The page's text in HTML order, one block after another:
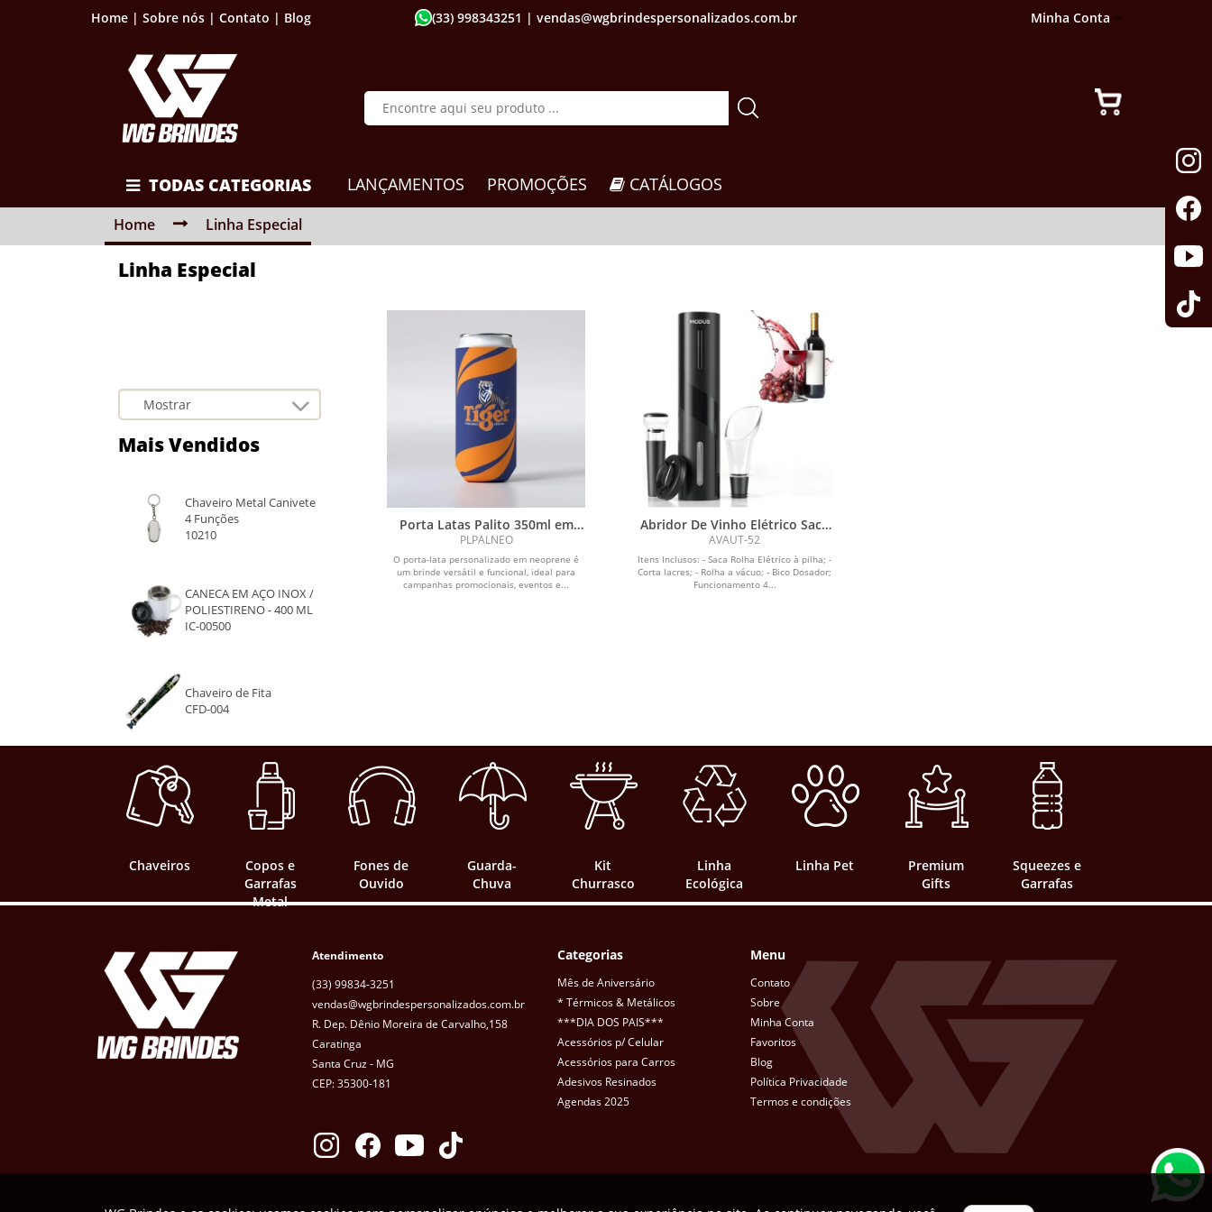
Home | Sobre nós | Contato | Blog (33) 998343251 | vendas@wgbrindespersonalizados.com.br Minha Conta
TODAS CATEGORIAS LANÇAMENTOS PROMOÇÕES CATÁLOGOS
Home Linha Especial
Linha Especial
Mais Vendidos
Chaveiro Metal Canivete
4 Funções
10210
CANECA EM AÇO INOX /
POLIESTIRENO - 400 ML
IC-00500
Chaveiro de Fita
CFD-004
Porta Latas Palito 350ml em
Neoprene Personalizado
PLPALNEO
O porta-lata personalizado em neoprene é
um brinde versátil e funcional, ideal para
campanhas promocionais, eventos e...
Abridor De Vinho Elétrico Saca
Rolhas Automático A Pilha
AVAUT-52
Itens Inclusos: - Saca Rolha Elétrico à pilha; -
Corta lacres; - Rolha a vácuo; - Bico Dosador;
Funcionamento 4...
Chaveiros
Copos e
Garrafas
Metal
Fones de
Ouvido
Guarda-
Chuva
Kit
Churrasco
Linha
Ecológica
Linha Pet
Premium
Gifts
Squeezes e
Garrafas
Atendimento
(33) 99834-3251
vendas@wgbrindespersonalizados.com.br
R. Dep. Dênio Moreira de Carvalho,158
Caratinga
Santa Cruz - MG
CEP: 35300-181
Categorias
Mês de Aniversário
* Térmicos & Metálicos
***DIA DOS PAIS***
Acessórios p/ Celular
Acessórios para Carros
Adesivos Resinados
Agendas 2025
Menu
Contato
Sobre
Minha Conta
Favoritos
Blog
Política Privacidade
Termos e condições